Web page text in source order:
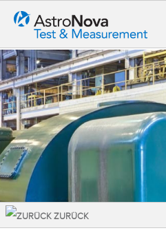
ZURÜCK